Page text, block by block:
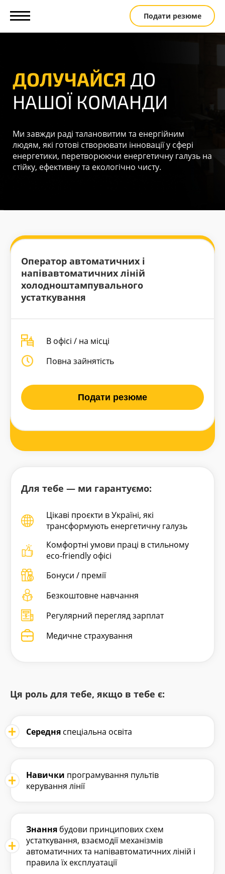
Подати резюме
Етапи
відбору
Розвиток
Для
Контакти
EN
ДОЛУЧАЙСЯ ДО
НАШОЇ КОМАНДИ
Ми завжди раді талановитим та енергійним
людям, які готові створювати інновації у сфері
енергетики, перетворюючи енергетичну галузь на
стійку, ефективну та екологічно чисту.
Ця роль для тебе, якщо в тебе є:
Середня спеціальна освіта
Навички програмування пультів
керування лінії
Знання будови принципових схем
устаткування, взаємодії механізмів
автоматичних та напівавтоматичних ліній і
правила їх експлуатації
Оператор автоматичних і
напівавтоматичних ліній
холодноштампувального
устаткування
В офісі / на місці
Повна зайнятість
Подати резюме
Для тебе — ми гарантуємо:
Цікаві проєкти в Україні, які
трансформують енергетичну галузь
Комфортні умови праці в стильному
eco-friendly офісі
Бонуси / премії
Безкоштовне навчання
Регулярний перегляд зарплат
Медичне страхування